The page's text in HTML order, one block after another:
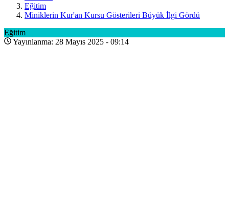
Eğitim
Miniklerin Kur'an Kursu Gösterileri Büyük İlgi Gördü
Eğitim
Yayınlanma: 28 Mayıs 2025 - 09:14